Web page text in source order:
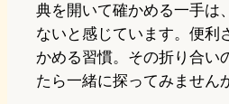
典を開いて確かめる一手は
ないと感じています。便利
かめる習慣。その折り合い
たら一緒に探ってみません